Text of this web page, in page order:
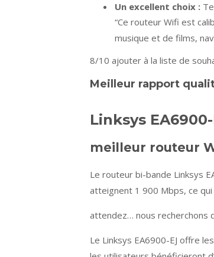
Un excellent choix :
“Ce routeur Wifi est
musique et de films,
8/10 ajouter à la liste de
Meilleur rapport
Linksys EA6900-
meilleur routeur
Le routeur bi-bande Linksys
atteignent 1 900 Mbps, ce
attendez… nous recherchons
Le Linksys EA6900-EJ offre